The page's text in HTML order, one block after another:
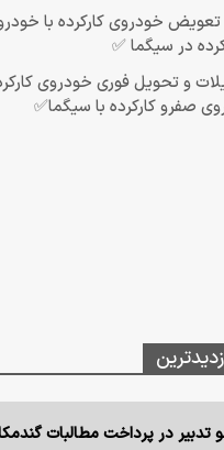
خودروی کارکرده با
در سیگما ✅
و تحویل فوری خودروی
صفرو کارکرده با سیگما✅
تدبیر در پرداخت مطالبات